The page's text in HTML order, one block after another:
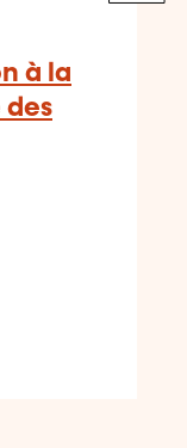
à la
des